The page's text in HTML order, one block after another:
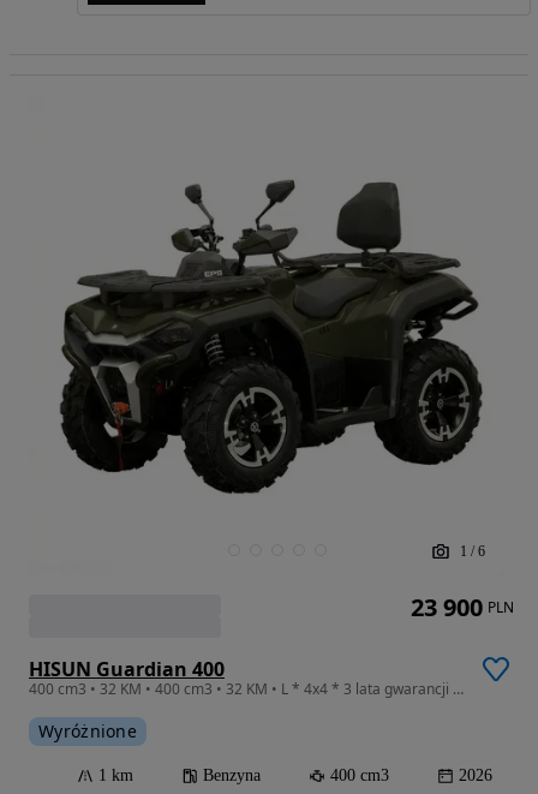
1 / 6
HISUN Guardian 400
400 cm3 • 32 KM • 400 cm3 • 32 KM • L * 4x4 * 3 lata gwarancji * Autoryzowany Dealer! *
Wyróżnione
1 km Benzyna 400 cm3 2026
23 900 PLN